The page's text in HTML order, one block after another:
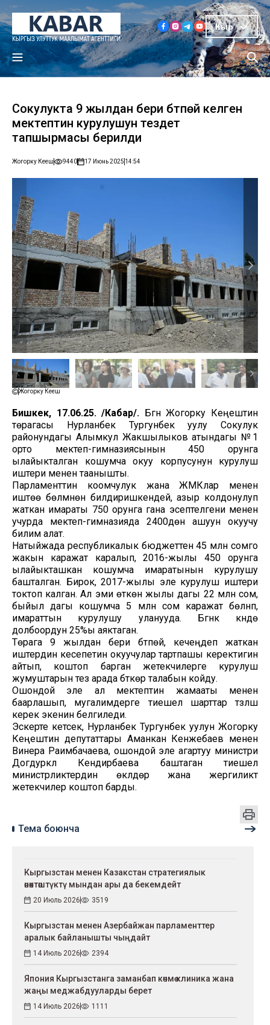
Кыр
Сокулукта 9 жылдан бери бүтпөй келген
мектептин курулушун тездетүү
тапшырмасы берилди
Жогорку Кеңеш 9440 17 Июнь 2025 14:54
Жогорку Кеңеш
Бишкек, 17.06.25. /Кабар/. Бүгүн Жогорку Кеңештин
төрагасы Нурланбек Тургунбек уулу Сокулук
районундагы Алымкул Жакшылыков атындагы №1
орто мектеп-гимназиясынын 450 орунга
ылайыкталган кошумча окуу корпусунун курулуш
иштери менен таанышты.
Парламенттин коомчулук жана ЖМКлар менен
иштөө бөлүмүнөн билдиришкендей, азыр колдонулуп
жаткан имараты 750 орунга гана эсептелгени менен
учурда мектеп-гимназияда 2400дөн ашуун окуучу
билим алат.
Натыйжада республикалык бюджеттен 45 млн сомго
жакын каражат каралып, 2016-жылы 450 орунга
ылайыкташкан кошумча имаратынын курулушу
башталган. Бирок, 2017-жылы эле курулуш иштери
токтоп калган. Ал эми өткөн жылы дагы 22 млн сом,
быйыл дагы кошумча 5 млн сом каражат бөлүнүп,
имараттын курулушу уланууда. Бүгүнкү күндө
долбоордун 25%ы аяктаган.
Төрага 9 жылдан бери бүтпөй, кечеңдеп жаткан
иштердин кесепетин окуучулар тартпашы керектигин
айтып, коштоп барган жетекчилерге курулуш
жумуштарын тез арада бүткөрүү талабын койду.
Ошондой эле ал мектептин жамааты менен
баарлашып, мугалимдерге тиешелүү шарттар түзүлүш
керек экенин белгиледи.
Эскерте кетсек, Нурланбек Тургунбек уулун Жогорку
Кеңештин депутаттары Аманкан Кенжебаев менен
Винера Раимбачаева, ошондой эле агартуу министри
Догдуркүл Кендирбаева баштаган тиешелүү
министрликтердин өкүлдөрү жана жергиликтүү
жетекчилер коштоп барды.
Тема боюнча
Кыргызстан менен Казакстан стратегиялык
өнөктөштүктү мындан ары да бекемдейт
20 Июль 2026 3519
Кыргызстан менен Азербайжан парламенттер
аралык байланышты чыңдайт
14 Июль 2026 2394
Япония Кыргызстанга заманбап көчмө клиника жана
жаңы меджабдууларды берет
14 Июль 2026 1111